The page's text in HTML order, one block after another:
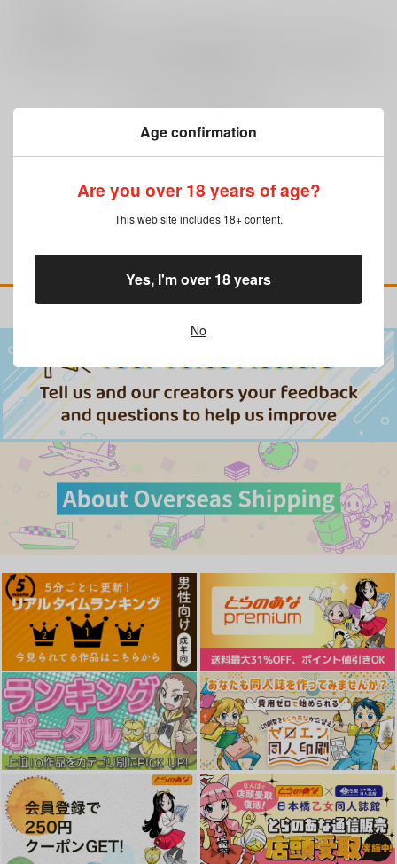
Age confirmation
Are you over 18 years of age?
This web site includes 18+ content.
No
Yes, I'm over 18 years